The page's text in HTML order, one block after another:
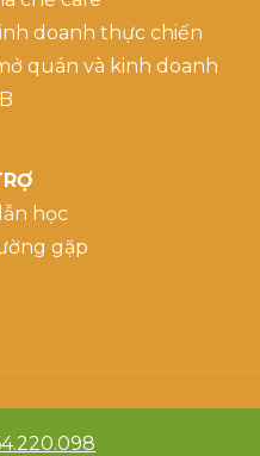
doanh thực chiến
quán và kinh doanh
học
gặp